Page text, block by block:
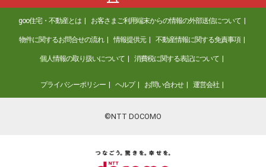
goo住宅・不動産とは お客さまご利用端末からの情報の外部送信について
物件に関するお問合せの流れ 情報提供元 不動産情報に関する免責事項
個人情報の取り扱いについて 消費税に関する表記について
プライバシーポリシー ヘルプ お問い合わせ 運営会社
©NTT DOCOMO